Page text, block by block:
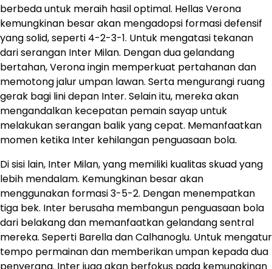
berbeda untuk meraih hasil optimal. Hellas Verona
kemungkinan besar akan mengadopsi formasi defensif
yang solid, seperti 4-2-3-1. Untuk mengatasi tekanan
dari serangan Inter Milan. Dengan dua gelandang
bertahan, Verona ingin memperkuat pertahanan dan
memotong jalur umpan lawan. Serta mengurangi ruang
gerak bagi lini depan Inter. Selain itu, mereka akan
mengandalkan kecepatan pemain sayap untuk
melakukan serangan balik yang cepat. Memanfaatkan
momen ketika Inter kehilangan penguasaan bola.
Di sisi lain, Inter Milan, yang memiliki kualitas skuad yang
lebih mendalam. Kemungkinan besar akan
menggunakan formasi 3-5-2. Dengan menempatkan
tiga bek. Inter berusaha membangun penguasaan bola
dari belakang dan memanfaatkan gelandang sentral
mereka. Seperti Barella dan Calhanoglu. Untuk mengatur
tempo permainan dan memberikan umpan kepada dua